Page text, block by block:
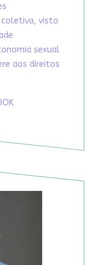
coletiva, visto
sexual
aos direitos